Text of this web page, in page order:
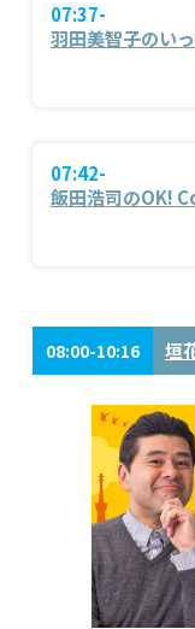
07:37-
羽田美智子のい
07:42-
飯田浩司のOK!
08:00-10:16 垣